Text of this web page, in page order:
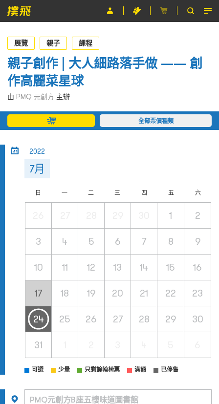
節目
主辦單位
關於撲飛
條款及細則
EN
展覽 親子 課程
親子創作 | 大人細路落手做 —— 創
作高麗菜星球
由 PMQ 元創方 主辦
全部票價種類
2022
7月
日 一 二 三 四 五 六
1 2
3 4 5 6 7 8 9
10 11 12 13 14 15 16
17 18 19 20 21 22 23
24 25 26 27 28 29 30
31
可選 少量 只剩餘輪椅票 滿額 已停售